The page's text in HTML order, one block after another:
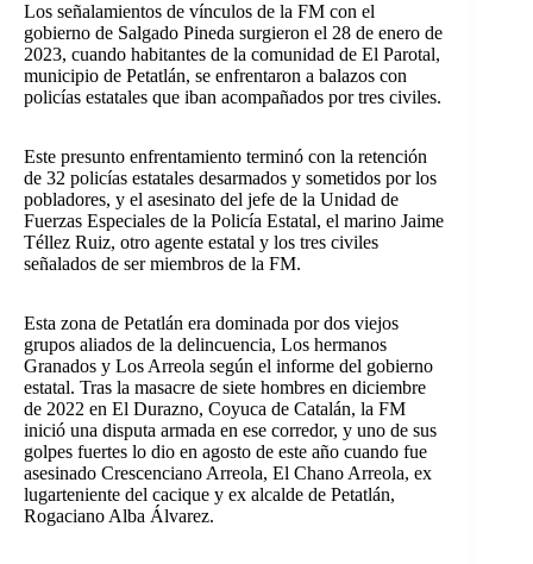
Los señalamientos de vínculos de la FM con el
gobierno de Salgado Pineda surgieron el 28 de enero de
2023, cuando habitantes de la comunidad de El Parotal,
municipio de Petatlán, se enfrentaron a balazos con
policías estatales que iban acompañados por tres civiles.
Este presunto enfrentamiento terminó con la retención
de 32 policías estatales desarmados y sometidos por los
pobladores, y el asesinato del jefe de la Unidad de
Fuerzas Especiales de la Policía Estatal, el marino Jaime
Téllez Ruiz, otro agente estatal y los tres civiles
señalados de ser miembros de la FM.
Esta zona de Petatlán era dominada por dos viejos
grupos aliados de la delincuencia, Los hermanos
Granados y Los Arreola según el informe del gobierno
estatal. Tras la masacre de siete hombres en diciembre
de 2022 en El Durazno, Coyuca de Catalán, la FM
inició una disputa armada en ese corredor, y uno de sus
golpes fuertes lo dio en agosto de este año cuando fue
asesinado Crescenciano Arreola, El Chano Arreola, ex
lugarteniente del cacique y ex alcalde de Petatlán,
Rogaciano Alba Álvarez.